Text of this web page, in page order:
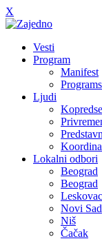
X
Vesti
Program
Manifest
Ljudi
Lokalni odbori
Beograd
Beograd
Leskovac
Novi Sad
Niš
Čačak